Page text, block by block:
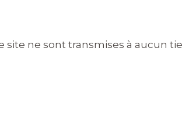
ne sont transmises à aucun